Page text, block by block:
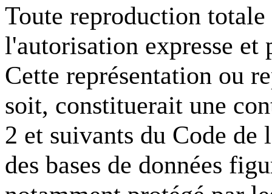
Toute reproduction
l'autorisation expresse
Cette représentation ou
soit, constituerait une
2 et suivants du Code
des bases de données